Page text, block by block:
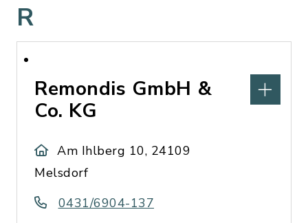
R
Remondis GmbH &
Co. KG
Am Ihlberg 10, 24109
Melsdorf
0431/6904-137